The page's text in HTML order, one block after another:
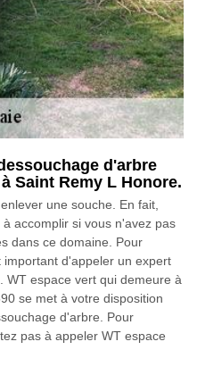
d'arbre
Saint Remy L Honore.
une souche. En fait,
accomplir si vous n'avez pas
dans ce domaine. Pour
d'appeler un expert
WT espace vert qui demeure à
se met à votre disposition
d'arbre. Pour
pas à appeler WT espace